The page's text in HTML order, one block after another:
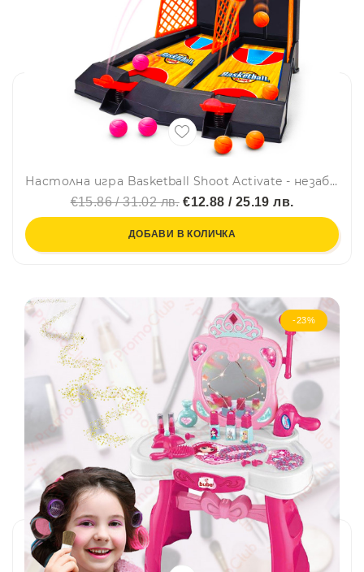
Настолна игра Basketball Shoot Activate - незабравими забавления с баскетболни умения!
€15.86 / 31.02 лв.€12.88 / 25.19 лв.
ДОБАВИ В КОЛИЧКА
-23%